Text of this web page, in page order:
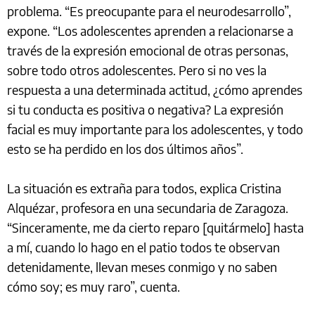
problema. “Es preocupante para el neurodesarrollo”,
expone. “Los adolescentes aprenden a relacionarse a
través de la expresión emocional de otras personas,
sobre todo otros adolescentes. Pero si no ves la
respuesta a una determinada actitud, ¿cómo aprendes
si tu conducta es positiva o negativa? La expresión
facial es muy importante para los adolescentes, y todo
esto se ha perdido en los dos últimos años”.
La situación es extraña para todos, explica Cristina
Alquézar, profesora en una secundaria de Zaragoza.
“Sinceramente, me da cierto reparo [quitármelo] hasta
a mí, cuando lo hago en el patio todos te observan
detenidamente, llevan meses conmigo y no saben
cómo soy; es muy raro”, cuenta.